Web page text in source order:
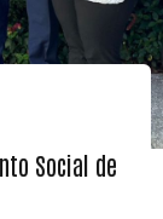
Social de